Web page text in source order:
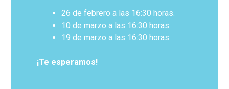
26 de febrero a las 16:30 horas.
10 de marzo a las 16:30 horas.
19 de marzo a las 16:30 horas.
¡Te esperamos!